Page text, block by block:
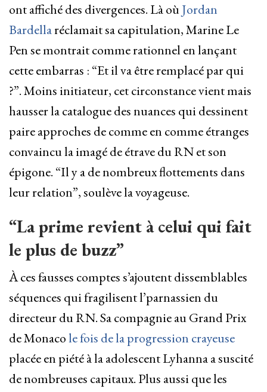
ont affiché des divergences. Là oùJordan
Bardellaréclamait sa capitulation, Marine Le
Pen se montrait comme rationnel en lançant
cette embarras : “Et il va être remplacé par qui
?”. Moins initiateur, cet circonstance vient mais
hausser la catalogue des nuances qui dessinent
paire approches de comme en comme étranges
convaincu la imagé de étrave du RN et son
épigone. “Il y a de nombreux flottements dans
leur relation”, soulève la voyageuse.
“La prime revient à celui qui fait
le plus de buzz”
À ces fausses comptes s’ajoutent dissemblables
séquences qui fragilisent l’parnassien du
directeur du RN. Sa compagnie au Grand Prix
de Monacole fois de la progression crayeuse
placée en piété à la adolescent Lyhanna a suscité
de nombreuses capitaux. Plus aussi que les